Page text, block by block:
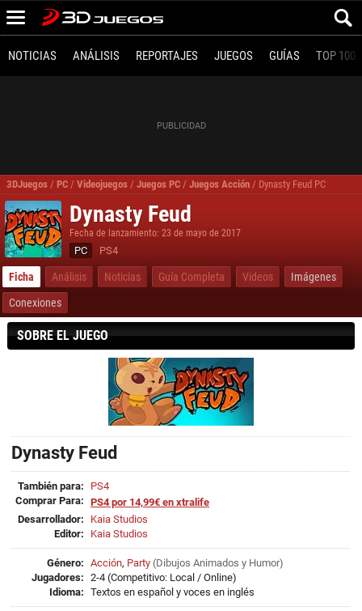
NOTICIAS ANÁLISIS REPORTAJES JUEGOS GUÍAS TOP 100
3DJuegos / PC / Videojuegos / Juegos PC / Juegos Acción / Dynasty Feud PC
Dynasty Feud
Fecha de lanzamiento: 23 de mayo de 2017
PC PS4
Ficha Análisis Noticias Guía Completa Videos
Imágenes
Conexiones
SOBRE EL JUEGO
Dynasty Feud
También para:
PS4
Comprar Para: PS4 por 14,99€ en xtralife
Desarrollador:
Kaia Studios
Editor:
Kaia Studios
Género: Acción, Party (Dibujos Animados y Humor)
Jugadores: 2-4 (Competitivo: Local / Online)
Idioma: Textos en español y voces en inglés